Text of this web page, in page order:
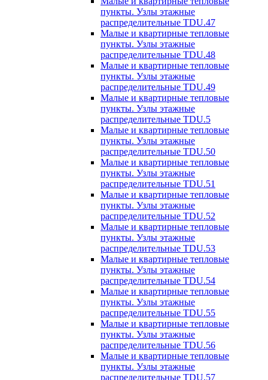
пункты. Узлы этажные
распределительные TDU.47
Малые и квартирные тепловые
пункты. Узлы этажные
распределительные TDU.48
Малые и квартирные тепловые
пункты. Узлы этажные
распределительные TDU.49
Малые и квартирные тепловые
пункты. Узлы этажные
распределительные TDU.5
Малые и квартирные тепловые
пункты. Узлы этажные
распределительные TDU.50
Малые и квартирные тепловые
пункты. Узлы этажные
распределительные TDU.51
Малые и квартирные тепловые
пункты. Узлы этажные
распределительные TDU.52
Малые и квартирные тепловые
пункты. Узлы этажные
распределительные TDU.53
Малые и квартирные тепловые
пункты. Узлы этажные
распределительные TDU.54
Малые и квартирные тепловые
пункты. Узлы этажные
распределительные TDU.55
Малые и квартирные тепловые
пункты. Узлы этажные
распределительные TDU.56
Малые и квартирные тепловые
пункты. Узлы этажные
распределительные TDU.57